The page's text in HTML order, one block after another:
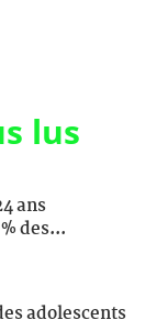
lus
ans
des...
adolescents